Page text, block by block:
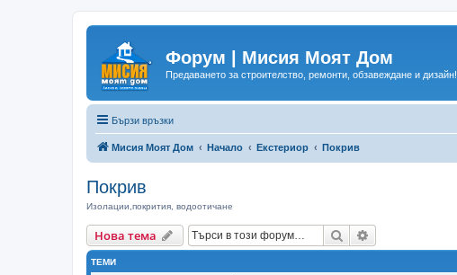
Форум | Мисия Моят Дом
Предаването за строителство, ремонти, обзавеждане и дизайн!
Бързи връзки
Мисия Моят Дом Начало Екстериор Покрив
Покрив
Изолации,покрития, водоотичане
Нова тема Търсене
ТЕМИ